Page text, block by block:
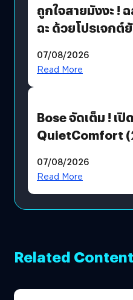
ถูกใจสายมังงะ !
ฉะ ด้วยโปรเจกต์
มีภาษาไทยด้วย
07/08/2026
Read More
Bose จัดเต็ม ! เปิ
QuietComfort
07/08/2026
Read More
Related Content